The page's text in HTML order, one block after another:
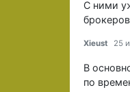
C ними
Xieust 25
В
по